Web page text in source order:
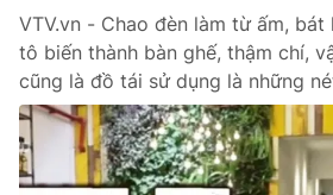
VTV.vn - Chao đèn làm từ ấm,
tô biến thành bàn ghế, thậm chí,
cũng là đồ tái sử dụng là những